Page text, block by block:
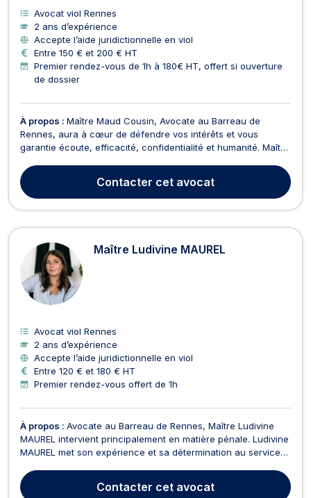
Avocat viol Rennes
2 ans d’expérience
Accepte l’aide juridictionnelle en viol
Entre 150 € et 200 € HT
Premier rendez-vous de 1h à 180€ HT, offert si ouverture
de dossier
À propos : Maître Maud Cousin, Avocate au Barreau de
Rennes, aura à cœur de défendre vos intérêts et vous
garantie écoute, efficacité, confidentialité et humanité. Maître
appel, en demande ou en défense. En droit de la famille, elle
vous assiste dans toutes les étapes de votre sép...
Contacter cet avocat
Maître Ludivine MAUREL
Avocat viol Rennes
2 ans d’expérience
Accepte l’aide juridictionnelle en viol
Entre 120 € et 180 € HT
Premier rendez-vous offert de 1h
À propos : Avocate au Barreau de Rennes, Maître Ludivine
MAUREL intervient principalement en matière pénale. Ludivine
MAUREL met son expérience et sa détermination au service
cause dans le cadre d'une procédure pénale. Le cabinet
vous accompagne à chaque étape de la procéd...
Contacter cet avocat